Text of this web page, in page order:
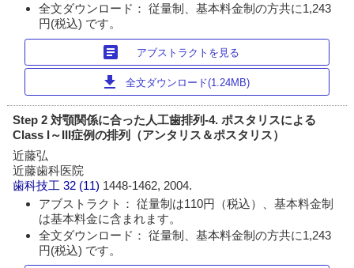
全文ダウンロード： 従量制、基本料金制の方共に1,243
円(税込) です。
article アブストラクトを見る
download 全文ダウンロード(1.24MB)
Step 2 対顎関係に合った人工歯排列‐4. ポスタリスによる
Class I～III症例の排列（アンタリス＆ポスタリス）
近藤弘
近藤歯科医院
歯科技工 32 (11) 1448-1462, 2004.
アブストラクト： 従量制は110円（税込）、基本料金制
は基本料金に含まれます。
全文ダウンロード： 従量制、基本料金制の方共に1,243
円(税込) です。